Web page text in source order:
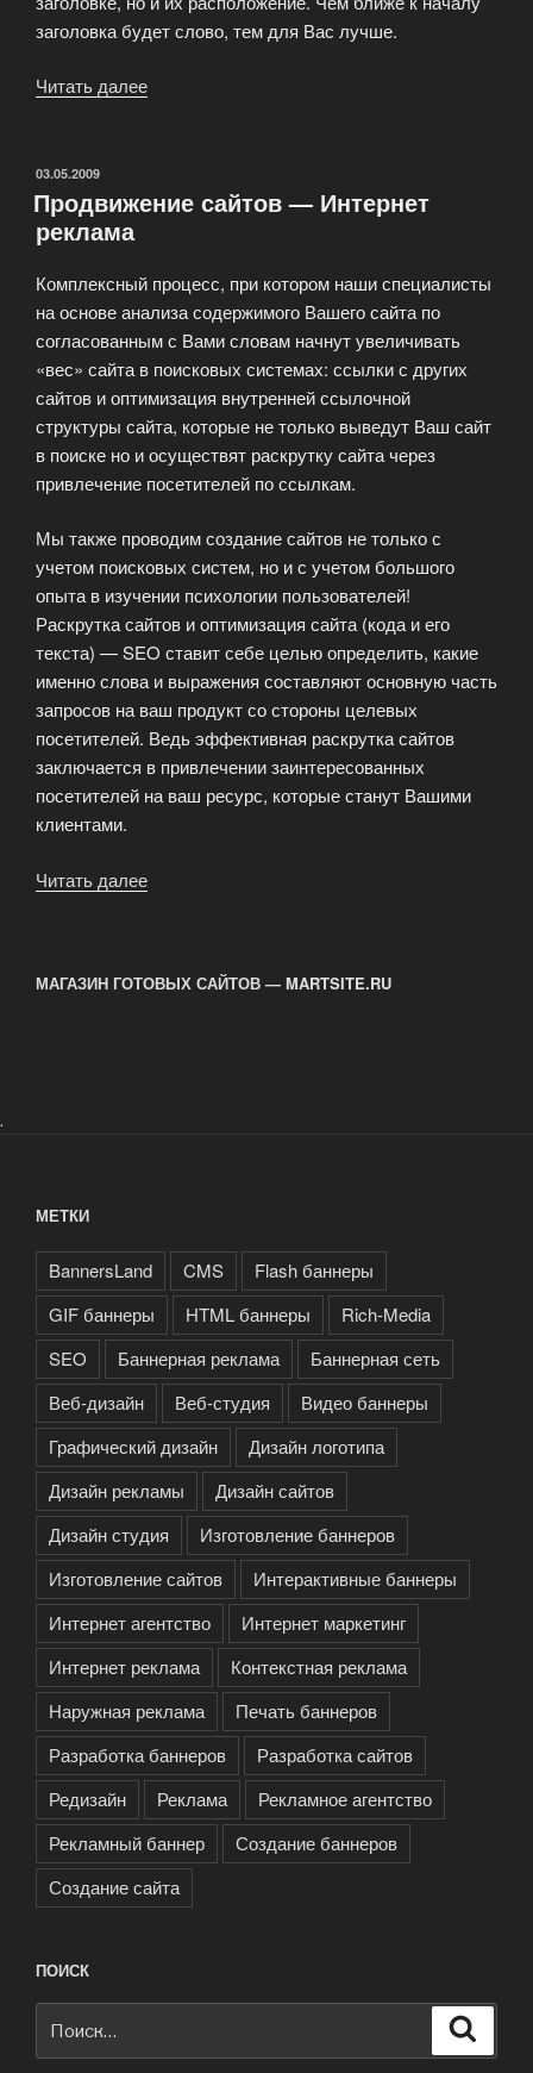
заголовка будет слово, тем для Вас лучше.
Читать далее
систем.»
ОПУБЛИКОВАНО
03.05.2009
Продвижение сайтов — Интернет
реклама
Комплексный процесс, при котором наши специалисты
на основе анализа содержимого Вашего сайта по
согласованным с Вами словам начнут увеличивать
«вес» сайта в поисковых системах: ссылки с других
сайтов и оптимизация внутренней ссылочной
структуры сайта, которые не только выведут Ваш сайт
в поиске но и осуществят раскрутку сайта через
привлечение посетителей по ссылкам.
Мы также проводим создание сайтов не только с
учетом поисковых систем, но и с учетом большого
опыта в изучении психологии пользователей!
Раскрутка сайтов и оптимизация сайта (кода и его
текста) — SEO ставит себе целью определить, какие
именно слова и выражения составляют основную часть
запросов на ваш продукт со стороны целевых
посетителей. Ведь эффективная раскрутка сайтов
заключается в привлечении заинтересованных
посетителей на ваш ресурс, которые станут Вашими
клиентами.
Читать далее
реклама»
МАГАЗИН ГОТОВЫХ САЙТОВ — MARTSITE.RU
.
МЕТКИ
BannersLand CMS
Flash баннеры
GIF баннеры
HTML баннеры
Rich-Media
SEO
Баннерная реклама
Баннерная сеть
Веб-дизайн
Веб-студия
Видео баннеры
Графический дизайн
Дизайн логотипа
Дизайн рекламы
Дизайн сайтов
Дизайн студия
Изготовление баннеров
Изготовление сайтов
Интерактивные баннеры
Интернет агентство
Интернет маркетинг
Интернет реклама
Контекстная реклама
Наружная реклама
Печать баннеров
Разработка баннеров
Разработка сайтов
Редизайн
Реклама
Рекламное агентство
Рекламный баннер
Создание баннеров
Создание сайта
ПОИСК